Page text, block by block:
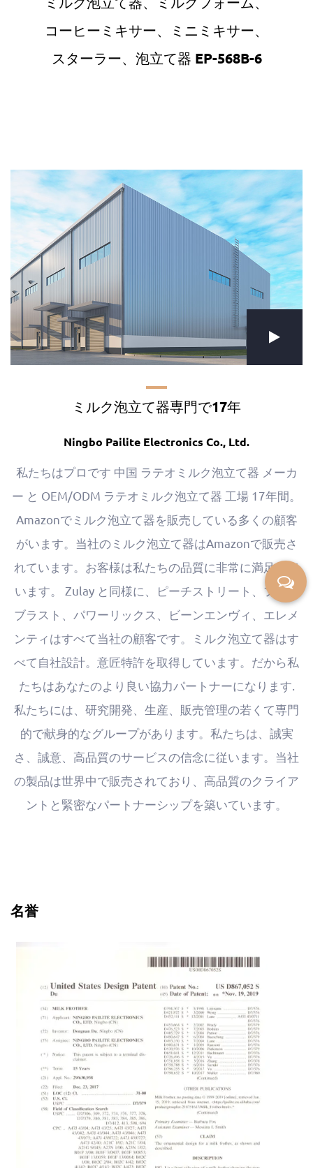
コーヒーミキサー、ミニミキサー、
スターラー、泡立て器 EP-568B-6
ミルク泡立て器専門で17年
Ningbo Pailite Electronics Co., Ltd.
私たちはプロです 中国 ラテオミルク泡立て器 メーカ
ー と OEM/ODM ラテオミルク泡立て器 工場 17年間。
Amazonでミルク泡立て器を販売している多くの顧客
がいます。当社のミルク泡立て器はAmazonで販売さ
れています。お客様は私たちの品質に非常に満足して
います。 Zulay と同様に、ピーチストリート、フロス
ブラスト、パワーリックス、ビーンエンヴィ、エレメ
ンティはすべて当社の顧客です。ミルク泡立て器はす
べて自社設計。意匠特許を取得しています。だから私
たちはあなたのより良い協力パートナーになります.
私たちには、研究開発、生産、販売管理の若くて専門
的で献身的なグループがあります。私たちは、誠実
さ、誠意、高品質のサービスの信念に従います。当社
の製品は世界中で販売されており、高品質のクライア
ントと緊密なパートナーシップを築いています。
名誉